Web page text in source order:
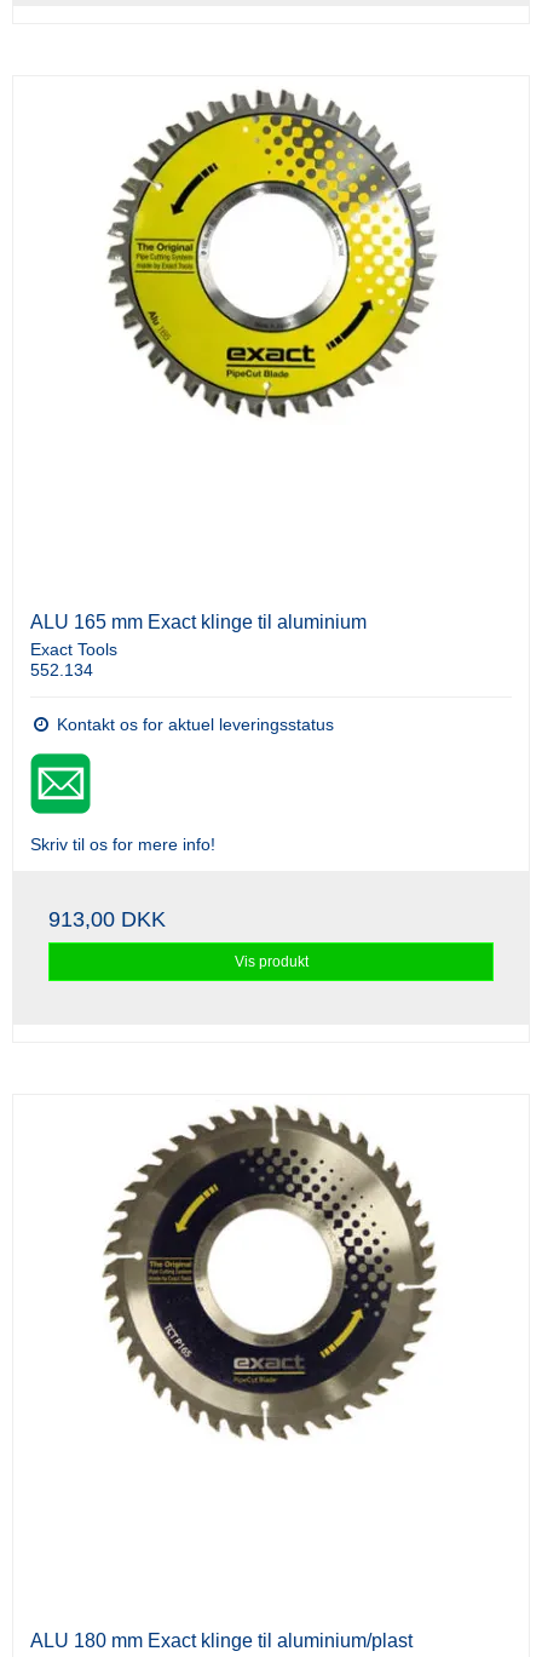
ALU 165 mm Exact klinge til aluminium
Exact Tools
552.134
Kontakt os for aktuel leveringsstatus
Skriv til os for mere info!
913,00 DKK
Vis produkt
ALU 180 mm Exact klinge til aluminium/plast